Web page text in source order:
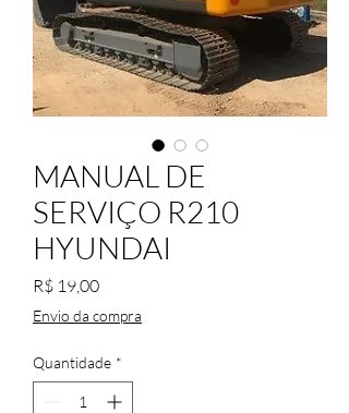
MANUAL DE
SERVIÇO R210
HYUNDAI
R$ 19,00Preço
Envio da compra
Quantidade *